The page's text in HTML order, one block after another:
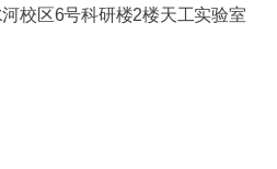
校区6号科研楼2楼天工实验室